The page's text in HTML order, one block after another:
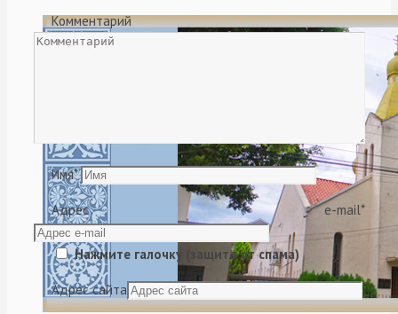
Комментарий
Имя*
Адрес e-mail*
Нажмите галочку (защита от спама)
Адрес сайта